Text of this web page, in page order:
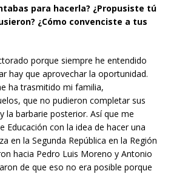
para hacerla? ¿Propusiste tú
¿Cómo convenciste a tus
porque siempre he entendido
hay que aprovechar la oportunidad.
ha trasmitido mi familia,
que no pudieron completar sus
la barbarie posterior. Así que me
Educación con la idea de hacer una
en la Segunda República en la Región
hacia Pedro Luis Moreno y Antonio
de que eso no era posible porque